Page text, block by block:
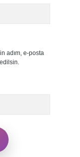
adım, e-posta